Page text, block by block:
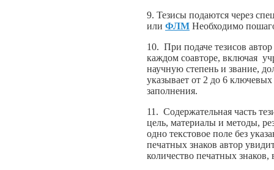
9. Тезисы подаются через
или ФЛМ Необходимо
10. При подаче тезисов
каждом соавторе, включая
научную степень и звание,
указывает от 2 до 6
заполнения.
11. Содержательная часть
цель, материалы и методы,
одно текстовое поле без
печатных знаков автор
количество печатных